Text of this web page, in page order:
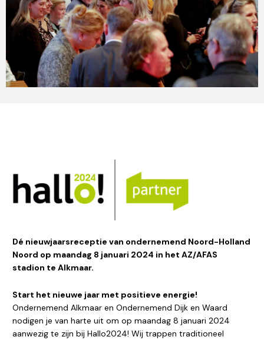
Dé nieuwjaarsreceptie van ondernemend Noord-Holland
Noord op maandag 8 januari 2024 in het AZ/AFAS
stadion te Alkmaar.
Start het nieuwe jaar met positieve energie!
Ondernemend Alkmaar en Ondernemend Dijk en Waard
nodigen je van harte uit om op maandag 8 januari 2024
aanwezig te zijn bij Hallo2024! Wij trappen traditioneel